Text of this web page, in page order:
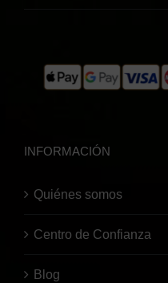
INFORMACIÓN
Quiénes somos
Centro de Confianza
Blog